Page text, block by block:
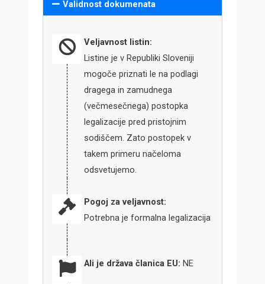
Validnost dokumenata
Veljavnost listin:
Listine je v Republiki Sloveniji
mogoče priznati le na podlagi
dragega in zamudnega
(večmesečnega) postopka
legalizacije pred pristojnim
sodiščem. Zato postopek v
takem primeru načeloma
odsvetujemo.
Pogoj za veljavnost:
Potrebna je formalna legalizacija
Ali je država članica EU:NE